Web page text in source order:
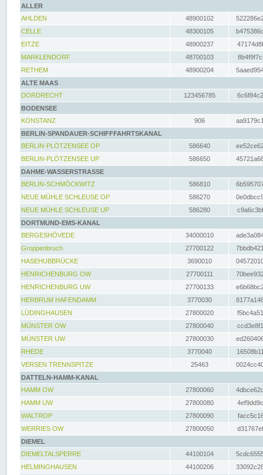
ALLER
AHLDEN
48900102
CELLE
48300105
EITZE
48900237
MARKLENDORF
48700103
RETHEM
48900204
ALTE MAAS
DORDRECHT
123456785
BODENSEE
KONSTANZ
906
BERLIN-SPANDAUER-SCHIFFFAHRTSKANAL
BERLIN-PLÖTZENSEE OP
586640
BERLIN-PLÖTZENSEE UP
586650
DAHME-WASSERSTRASSE
BERLIN-SCHMÖCKWITZ
586810
NEUE MÜHLE SCHLEUSE OP
586270
NEUE MÜHLE SCHLEUSE UP
586280
DORTMUND-EMS-KANAL
BERGESHÖVEDE
34000010
Groppenbruch
27700122
HASEHUBBRÜCKE
3690010
HENRICHENBURG OW
27700111
HENRICHENBURG UW
27700133
HERBRUM HAFENDAMM
3770030
LÜDINGHAUSEN
27800020
MÜNSTER OW
27800040
MÜNSTER UW
27800030
RHEDE
3770040
VERSEN TRENNSPITZE
25463
DATTELN-HAMM-KANAL
HAMM OW
27800060
HAMM UW
27800080
WALTROP
27800090
WERRIES OW
27800050
DIEMEL
DIEMELTALSPERRE
44100104
HELMINGHAUSEN
44100206